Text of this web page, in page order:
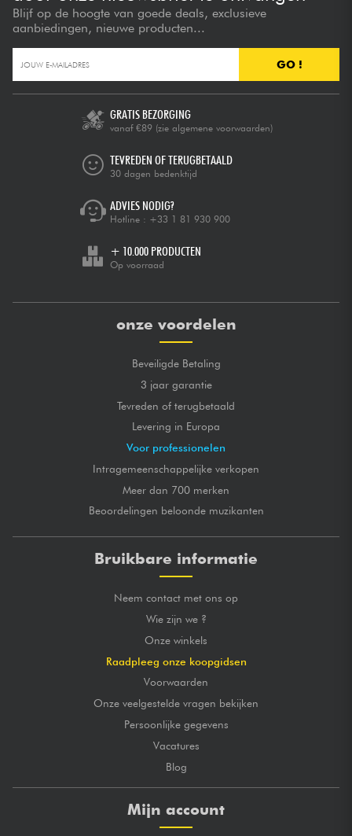
Blijf op de hoogte van goede deals, exclusieve
aanbiedingen, nieuwe producten...
GO !
GRATIS BEZORGING
vanaf €89 (zie algemene voorwaarden)
TEVREDEN OF TERUGBETAALD
30 dagen bedenktijd
ADVIES NODIG?
Hotline : +33 1 81 930 900
+ 10.000 PRODUCTEN
Op voorraad
onze voordelen
Beveiligde Betaling
3 jaar garantie
Tevreden of terugbetaald
Levering in Europa
Voor professionelen
Intragemeenschappelijke verkopen
Meer dan 700 merken
Beoordelingen beloonde muzikanten
Bruikbare informatie
Neem contact met ons op
Wie zijn we ?
Onze winkels
Raadpleeg onze koopgidsen
Voorwaarden
Onze veelgestelde vragen bekijken
Persoonlijke gegevens
Vacatures
Blog
Mijn account